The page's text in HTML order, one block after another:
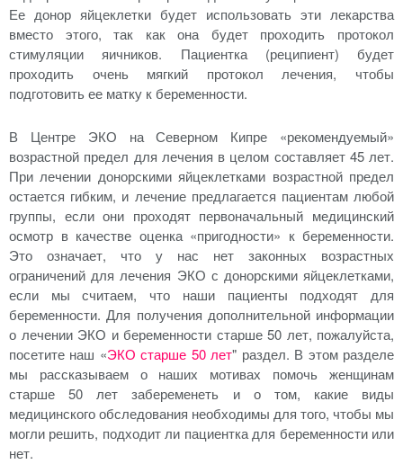
Ее донор яйцеклетки будет использовать эти лекарства
вместо этого, так как она будет проходить протокол
стимуляции яичников. Пациентка (реципиент) будет
проходить очень мягкий протокол лечения, чтобы
подготовить ее матку к беременности.
В Центре ЭКО на Северном Кипре «рекомендуемый»
возрастной предел для лечения в целом составляет 45 лет.
При лечении донорскими яйцеклетками возрастной предел
остается гибким, и лечение предлагается пациентам любой
группы, если они проходят первоначальный медицинский
осмотр в качестве оценка «пригодности» к беременности.
Это означает, что у нас нет законных возрастных
ограничений для лечения ЭКО с донорскими яйцеклетками,
если мы считаем, что наши пациенты подходят для
беременности. Для получения дополнительной информации
о лечении ЭКО и беременности старше 50 лет, пожалуйста,
посетите наш «ЭКО старше 50 лет" раздел. В этом разделе
мы рассказываем о наших мотивах помочь женщинам
старше 50 лет забеременеть и о том, какие виды
медицинского обследования необходимы для того, чтобы мы
могли решить, подходит ли пациентка для беременности или
нет.